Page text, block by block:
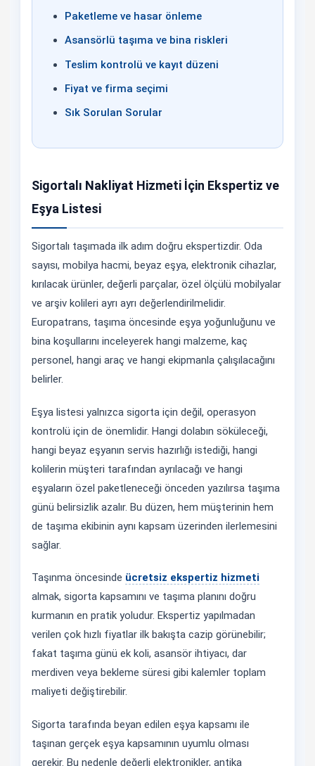
Paketleme ve hasar önleme
Asansörlü taşıma ve bina riskleri
Teslim kontrolü ve kayıt düzeni
Fiyat ve firma seçimi
Sık Sorulan Sorular
Sigortalı Nakliyat Hizmeti İçin Ekspertiz ve
Eşya Listesi
Sigortalı taşımada ilk adım doğru ekspertizdir. Oda
sayısı, mobilya hacmi, beyaz eşya, elektronik cihazlar,
kırılacak ürünler, değerli parçalar, özel ölçülü mobilyalar
ve arşiv kolileri ayrı ayrı değerlendirilmelidir.
Europatrans, taşıma öncesinde eşya yoğunluğunu ve
bina koşullarını inceleyerek hangi malzeme, kaç
personel, hangi araç ve hangi ekipmanla çalışılacağını
belirler.
Eşya listesi yalnızca sigorta için değil, operasyon
kontrolü için de önemlidir. Hangi dolabın söküleceği,
hangi beyaz eşyanın servis hazırlığı istediği, hangi
kolilerin müşteri tarafından ayrılacağı ve hangi
eşyaların özel paketleneceği önceden yazılırsa taşıma
günü belirsizlik azalır. Bu düzen, hem müşterinin hem
de taşıma ekibinin aynı kapsam üzerinden ilerlemesini
sağlar.
Taşınma öncesinde ücretsiz ekspertiz hizmeti
almak, sigorta kapsamını ve taşıma planını doğru
kurmanın en pratik yoludur. Ekspertiz yapılmadan
verilen çok hızlı fiyatlar ilk bakışta cazip görünebilir;
fakat taşıma günü ek koli, asansör ihtiyacı, dar
merdiven veya bekleme süresi gibi kalemler toplam
maliyeti değiştirebilir.
Sigorta tarafında beyan edilen eşya kapsamı ile
taşınan gerçek eşya kapsamının uyumlu olması
gerekir. Bu nedenle değerli elektronikler, antika